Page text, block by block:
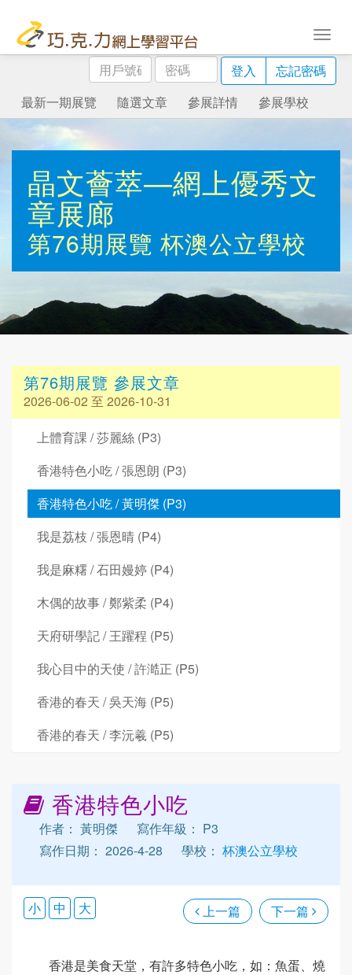
用
戶
號
碼
密
碼
登入
忘記密碼
最新一期展覽
隨選文章 參展詳情 參展學校
晶文薈萃—網上優秀文
章展廊
第76期展覽 杯澳公立學校
第76期展覽 參展文章
2026-06-02 至 2026-10-31
上體育課 / 莎麗絲 (P3)
香港特色小吃 / 張恩朗 (P3)
香港特色小吃 / 黃明傑 (P3)
我是荔枝 / 張恩晴 (P4)
我是麻糬 / 石田嫚婷 (P4)
木偶的故事 / 鄭紫柔 (P4)
天府研學記 / 王躍程 (P5)
我心目中的天使 / 許澔正 (P5)
香港的春天 / 吳天海 (P5)
香港的春天 / 李沅羲 (P5)
香港特色小吃
作者： 黃明傑
寫作年級： P3
寫作日期： 2026-4-28
學校： 杯澳公立學校
上一篇 下一篇
小 中 大
香港是美食天堂，有許多特色小吃，如：魚蛋、燒